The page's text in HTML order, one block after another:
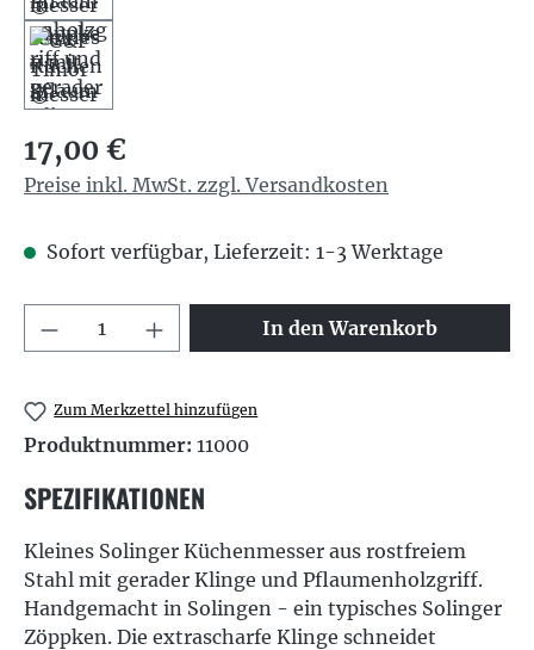
Regulärer Preis:
17,00 €
Preise inkl. MwSt. zzgl. Versandkosten
Sofort verfügbar, Lieferzeit: 1-3 Werktage
Produkt Anzahl: Gib denIn den Warenkorb
Zum Merkzettel hinzufügen
Produktnummer: 11000
SPEZIFIKATIONEN
Kleines Solinger Küchenmesser aus rostfreiem
Stahl mit gerader Klinge und Pflaumenholzgriff.
Handgemacht in Solingen - ein typisches Solinger
Zöppken. Die extrascharfe Klinge schneidet